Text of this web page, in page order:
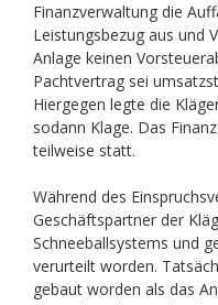
Finanzverwaltung die
Leistungsbezug aus und
Anlage keinen
Pachtvertrag sei
Hiergegen legte die
sodann Klage. Das
teilweise statt.
Während des
Geschäftspartner der
Schneeballsystems und
verurteilt worden.
gebaut worden als das